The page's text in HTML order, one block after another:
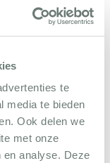
te
media te bieden
Ook delen we
met onze
analyse. Deze
In der Nähe